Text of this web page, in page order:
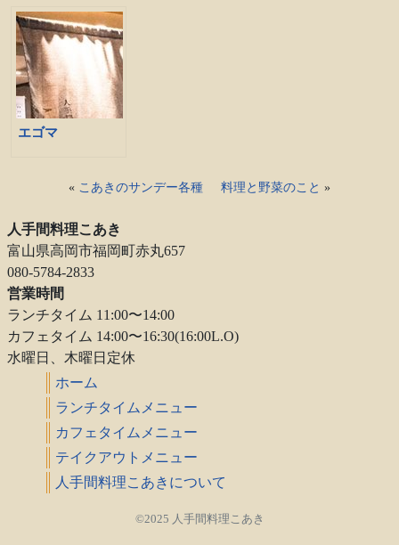
エゴマ
« こあきのサンデー各種 料理と野菜のこと »
人手間料理こあき
富山県高岡市福岡町赤丸657
080-5784-2833
営業時間
ランチタイム 11:00〜14:00
カフェタイム 14:00〜16:30(16:00L.O)
水曜日、木曜日定休
ホーム
ランチタイムメニュー
カフェタイムメニュー
テイクアウトメニュー
人手間料理こあきについて
©2025 人手間料理こあき